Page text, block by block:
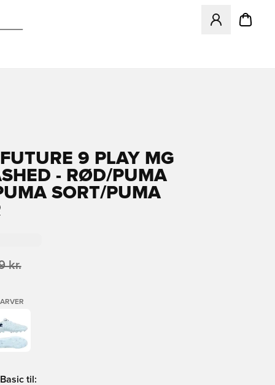
Åbner en
9 PLAY MG
- RØD/PUMA
SORT/PUMA
kr.
til: